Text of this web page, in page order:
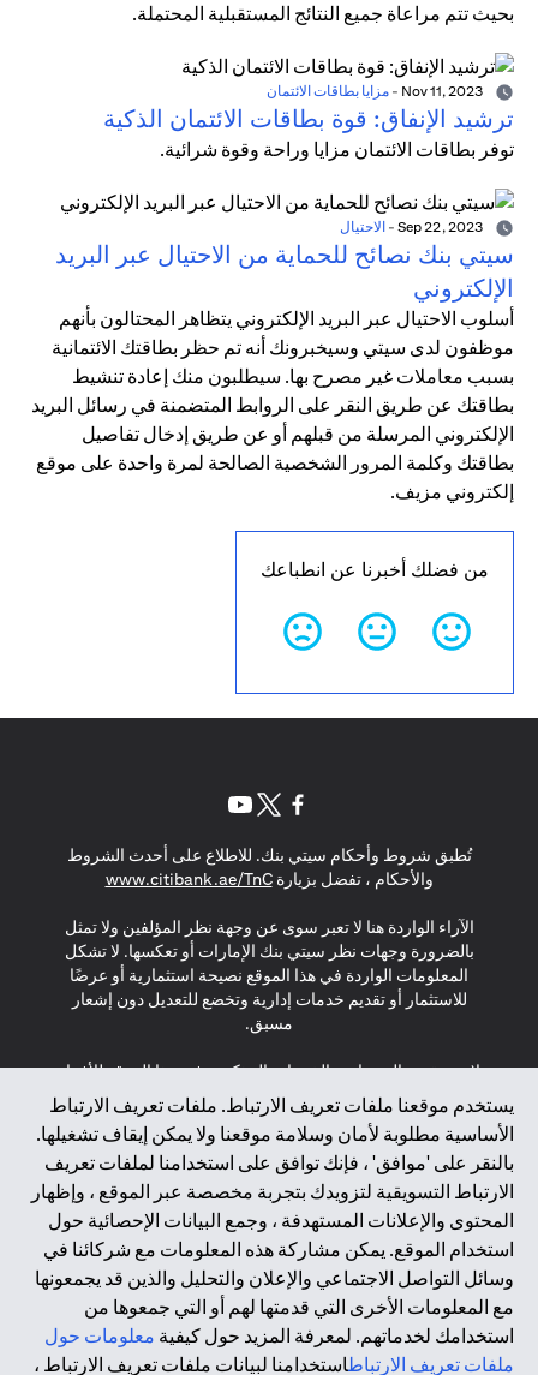
بحيث تتم مراعاة جميع النتائج المستقبلية المحتملة.
- مزايا بطاقات الائتمان
ترشيد الإنفاق: قوة بطاقات الائتمان الذكية
توفر بطاقات الائتمان مزايا وراحة وقوة شرائية.
- الاحتيال
سيتي بنك نصائح للحماية من الاحتيال عبر البريد
الإلكتروني
أسلوب الاحتيال عبر البريد الإلكتروني يتظاهر المحتالون بأنهم
موظفون لدى سيتي وسيخبرونك أنه تم حظر بطاقتك الائتمانية
بسبب معاملات غير مصرح بها. سيطلبون منك إعادة تنشيط
بطاقتك عن طريق النقر على الروابط المتضمنة في رسائل البريد
الإلكتروني المرسلة من قبلهم أو عن طريق إدخال تفاصيل
بطاقتك وكلمة المرور الشخصية الصالحة لمرة واحدة على موقع
إلكتروني مزيف.
من فضلك أخبرنا عن انطباعك
يستخدم موقعنا ملفات تعريف الارتباط. ملفات تعريف الارتباط
الأساسية مطلوبة لأمان وسلامة موقعنا ولا يمكن إيقاف تشغيلها.
بالنقر على 'موافق' ، فإنك توافق على استخدامنا لملفات تعريف
الارتباط التسويقية لتزويدك بتجربة مخصصة عبر الموقع ، وإظهار
المحتوى والإعلانات المستهدفة ، وجمع البيانات الإحصائية حول
استخدام الموقع. يمكن مشاركة هذه المعلومات مع شركائنا في
وسائل التواصل الاجتماعي والإعلان والتحليل والذين قد يجمعونها
مع المعلومات الأخرى التي قدمتها لهم أو التي جمعوها من
استخدامك لخدماتهم. لمعرفة المزيد حول كيفية معلومات حول
ملفات تعريف الارتباطاستخدامنا لبيانات ملفات تعريف الارتباط ،
تُطبق شروط وأحكام سيتي بنك. للاطلاع على أحدث الشروط
والأحكام ، تفضل بزيارةwww.citibank.ae/TnC
(opens in a new tab)
الآراء الواردة هنا لا تعبر سوى عن وجهة نظر المؤلفين ولا تمثل
بالضرورة وجهات نظر سيتي بنك الإمارات أو تعكسها. لا تشكل
المعلومات الواردة في هذا الموقع نصيحة استثمارية أو عرضًا
للاستثمار أو تقديم خدمات إدارية وتخضع للتعديل دون إشعار
مسبق.
لا يتم تقديم المنتجات والخدمات المذكورة في هذا الموقع للأفراد
المقيمين في الاتحاد الأوروبي أو المنطقة الاقتصادية الأوروبية أو
سويسرا أو غيرنسي أو جيرسي أو موناكو أو سان مارينو أو
الفاتيكان أو جزيرة مان أو المملكة المتحدة أو خصوصية البيانات
(لائحة حماية البيانات العامة \ قانون حماية البيانات الشخصية
العامة \ قانون خصوصية نيوزيلندا). المحتوى الموجود في هذه
الصفحة ليس ولا ينبغي تفسيره على أنه عرض أو دعوة أو دعوة
لشراء أو بيع أي من المنتجات والخدمات المذكورة هنا لمثل هؤلاء
الأفراد.
*GDPR – اللائحة العامة لحماية البيانات؛ * LGPD – Lei Geral de
Proteção de Dados Pessoais ; *NZPA – قانون الخصوصية
النيوزيلندي